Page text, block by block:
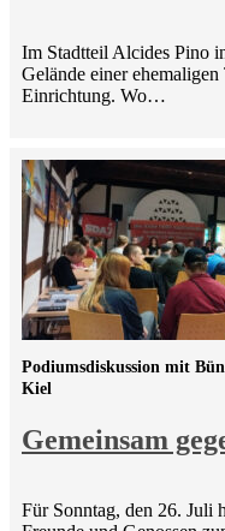
Im Stadtteil Alcides Pino
Gelände einer
Einrichtung. Wo…
Gemeinsam
Podiumsdiskussion mit
Kiel
Für Sonntag, den 26. Juli